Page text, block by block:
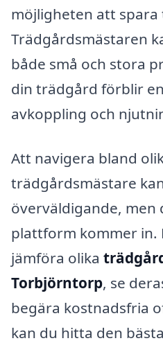
möjligheten att spara
Trädgårdsmästaren
både små och stora
din trädgård förblir
avkoppling och
Att navigera bland
trädgårdsmästare
överväldigande, men
plattform kommer in.
jämföra olika
Torbjörntorp, se
begära kostnadsfria
kan du hitta den bästa